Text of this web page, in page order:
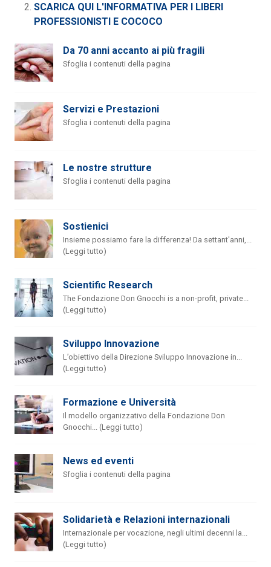
SCARICA QUI L'INFORMATIVA PER I LIBERI
PROFESSIONISTI E COCOCO
Da 70 anni accanto ai più fragili
Sfoglia i contenuti della pagina
Servizi e Prestazioni
Sfoglia i contenuti della pagina
Le nostre strutture
Sfoglia i contenuti della pagina
Sostienici
Insieme possiamo fare la differenza! Da settant'anni,...
(Leggi tutto)
Scientific Research
The Fondazione Don Gnocchi is a non-profit, private...
(Leggi tutto)
Sviluppo Innovazione
L’obiettivo della Direzione Sviluppo Innovazione in...
(Leggi tutto)
Formazione e Università
Il modello organizzativo della Fondazione Don
Gnocchi... (Leggi tutto)
News ed eventi
Sfoglia i contenuti della pagina
Solidarietà e Relazioni internazionali
Internazionale per vocazione, negli ultimi decenni la...
(Leggi tutto)